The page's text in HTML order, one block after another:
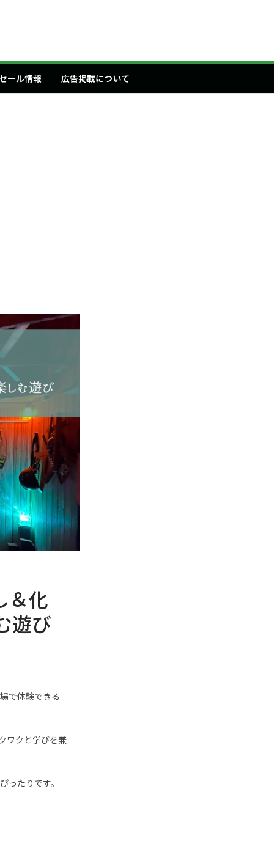
ール情報 広告掲載について
＆化
遊び
で体験できる
ワクと学びを兼
ったりです。